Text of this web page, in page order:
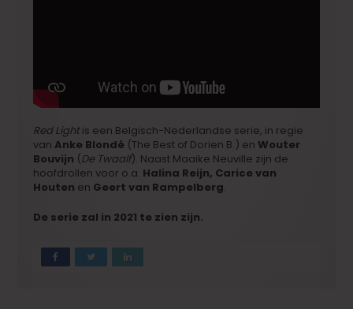
Red Lightis een Belgisch-Nederlandse serie, in regie
vanAnke Blondé (The Best of Dorien B.) en Wouter
Bouvijn (De Twaalf). Naast Maaike Neuville zijn de
hoofdrollen voor o.a. Halina Reijn, Carice van
Houten en Geert van Rampelberg.
De serie zal in 2021 te zien zijn.